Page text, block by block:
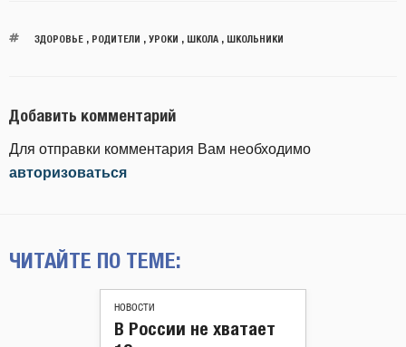
ЗДОРОВЬЕ, РОДИТЕЛИ , УРОКИ , ШКОЛА, ШКОЛЬНИКИ
Добавить комментарий
Для отправки комментария Вам необходимо
авторизоваться
ЧИТАЙТЕ ПО ТЕМЕ:
НОВОСТИ
В России не хватает